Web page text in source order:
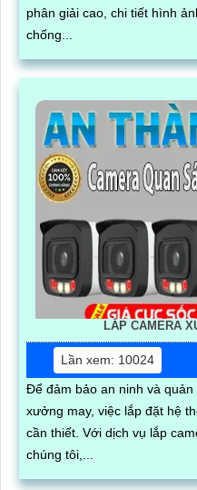
phân giải cao, chi tiết hình
chống...
LẮP CAMERA
Lần xem: 10024
Để đảm bảo an ninh và
xưởng may, việc lắp đặt hệ
cần thiết. Với dịch vụ lắp camera xưởng may giá rẻ của
chúng tôi,...